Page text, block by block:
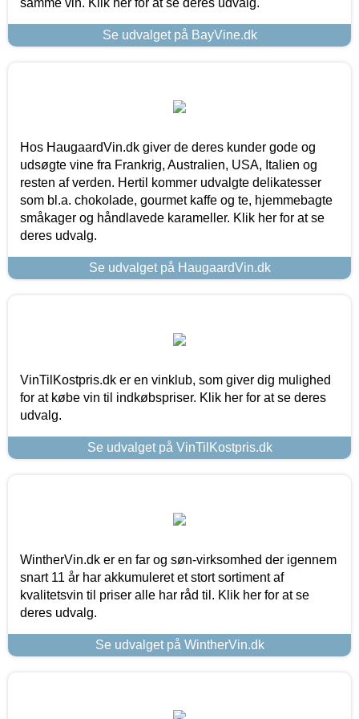
Se udvalget på BayVine.dk
Hos HaugaardVin.dk giver de deres kunder gode og
udsøgte vine fra Frankrig, Australien, USA, Italien og
resten af verden. Hertil kommer udvalgte delikatesser
som bl.a. chokolade, gourmet kaffe og te, hjemmebagte
småkager og håndlavede karameller. Klik her for at se
deres udvalg.
Se udvalget på HaugaardVin.dk
VinTilKostpris.dk er en vinklub, som giver dig mulighed
for at købe vin til indkøbspriser. Klik her for at se deres
udvalg.
Se udvalget på VinTilKostpris.dk
WintherVin.dk er en far og søn-virksomhed der igennem
snart 11 år har akkumuleret et stort sortiment af
kvalitetsvin til priser alle har råd til. Klik her for at se
deres udvalg.
Se udvalget på WintherVin.dk